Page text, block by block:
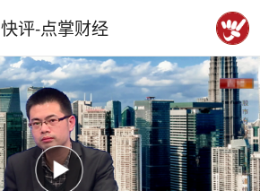
快评-点掌财经